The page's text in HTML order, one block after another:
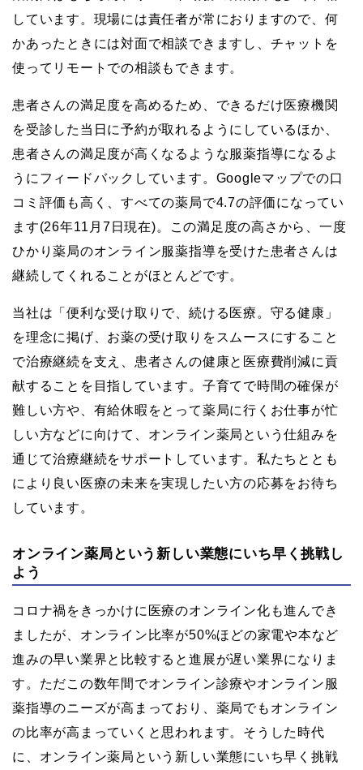
しています。現場には責任者が常におりますので、何
かあったときには対面で相談できますし、チャットを
使ってリモートでの相談もできます。
患者さんの満足度を高めるため、できるだけ医療機関
を受診した当日に予約が取れるようにしているほか、
患者さんの満足度が高くなるような服薬指導になるよ
うにフィードバックしています。Googleマップでの口
コミ評価も高く、すべての薬局で4.7の評価になってい
ます(26年11月7日現在)。この満足度の高さから、一度
ひかり薬局のオンライン服薬指導を受けた患者さんは
継続してくれることがほとんどです。
当社は「便利な受け取りで、続ける医療。守る健康」
を理念に掲げ、お薬の受け取りをスムースにすること
で治療継続を支え、患者さんの健康と医療費削減に貢
献することを目指しています。子育てで時間の確保が
難しい方や、有給休暇をとって薬局に行くお仕事が忙
しい方などに向けて、オンライン薬局という仕組みを
通じて治療継続をサポートしています。私たちととも
により良い医療の未来を実現したい方の応募をお待ち
しています。
オンライン薬局という新しい業態にいち早く挑戦し
よう
コロナ禍をきっかけに医療のオンライン化も進んでき
ましたが、オンライン比率が50%ほどの家電や本など
進みの早い業界と比較すると進展が遅い業界になりま
す。ただこの数年間でオンライン診療やオンライン服
薬指導のニーズが高まっており、薬局でもオンライン
の比率が高まっていくと思われます。そうした時代
に、オンライン薬局という新しい業態にいち早く挑戦